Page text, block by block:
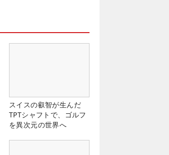
スイスの叡智が生んだ
TPTシャフトで、ゴルフ
を異次元の世界へ